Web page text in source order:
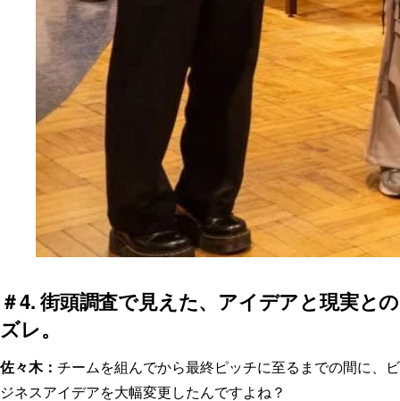
＃4. 街頭調査で見えた、アイデアと現実との
ズレ。
佐々木： チームを組んでから最終ピッチに至るまでの間に、ビ
ジネスアイデアを大幅変更したんですよね？